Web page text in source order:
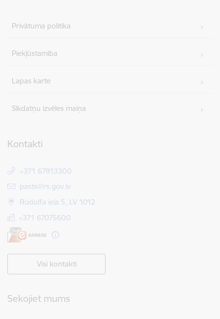
Privātuma politika
Piekļūstamība
Lapas karte
Sīkdatņu izvēles maiņa
Kontakti
+371 67913300
E-pasts:
pasts@rs.gov.lv
Rūdolfa iela 5, LV 1012
+371 67075600
Visi kontakti
Sekojiet mums